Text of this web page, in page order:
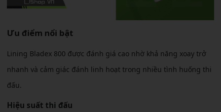
Ưu điểm nổi bật
Lining Bladex 800 được đánh giá cao nhờ khả năng xoay trở
nhanh và cảm giác đánh linh hoạt trong nhiều tình huống thi
đấu.
Hiệu suất thi đấu